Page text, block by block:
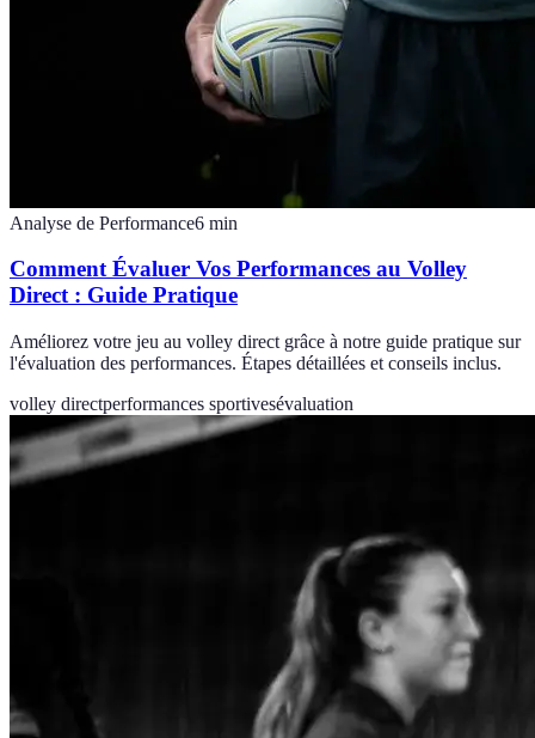
Analyse de Performance6 min
Comment Évaluer Vos Performances au Volley
Direct : Guide Pratique
Améliorez votre jeu au volley direct grâce à notre guide pratique sur
l'évaluation des performances. Étapes détaillées et conseils inclus.
volley directperformances sportivesévaluation